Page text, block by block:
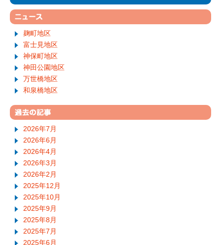
麹町地区
富士見地区
神保町地区
神田公園地区
万世橋地区
和泉橋地区
2026年7月
2026年6月
2026年4月
2026年3月
2026年2月
2025年12月
2025年10月
2025年9月
2025年8月
2025年7月
2025年6月